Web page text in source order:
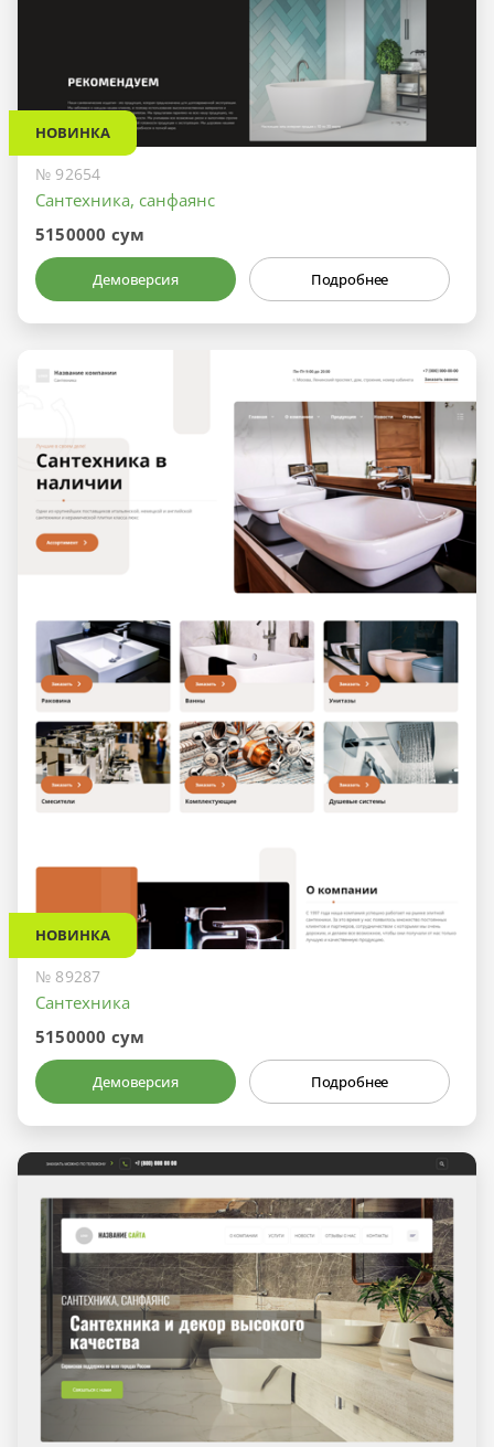
НОВИНКА
№ 92654
Сантехника, санфаянс
5150000 сум
Демоверсия Подробнее
НОВИНКА
№ 89287
Сантехника
5150000 сум
Демоверсия Подробнее